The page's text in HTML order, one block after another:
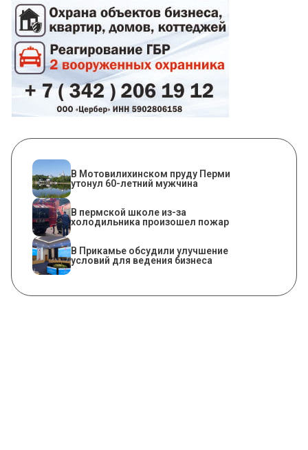
В Мотовилихинском пруду Перми
утонул 60-летний мужчина
​В пермской школе из-за
холодильника произошел пожар
В Прикамье обсудили улучшение
условий для ведения бизнеса